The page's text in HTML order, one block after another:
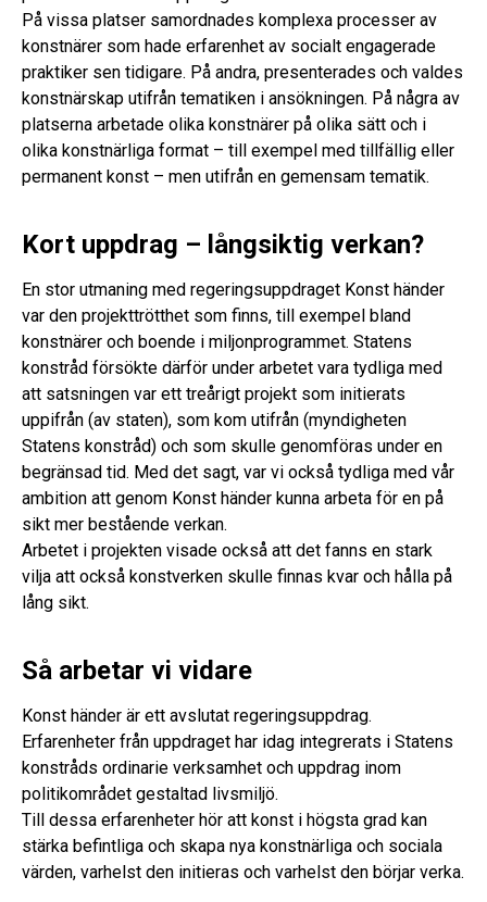
På vissa platser samordnades komplexa processer av
konstnärer som hade erfarenhet av socialt engagerade
praktiker sen tidigare. På andra, presenterades och valdes
konstnärskap utifrån tematiken i ansökningen. På några av
platserna arbetade olika konstnärer på olika sätt och i
olika konstnärliga format – till exempel med tillfällig eller
permanent konst – men utifrån en gemensam tematik.
Kort uppdrag – långsiktig verkan?
En stor utmaning med regeringsuppdraget Konst händer
var den projekttrötthet som finns, till exempel bland
konstnärer och boende i miljonprogrammet. Statens
konstråd försökte därför under arbetet vara tydliga med
att satsningen var ett treårigt projekt som initierats
uppifrån (av staten), som kom utifrån (myndigheten
Statens konstråd) och som skulle genomföras under en
begränsad tid. Med det sagt, var vi också tydliga med vår
ambition att genom Konst händer kunna arbeta för en på
sikt mer bestående verkan.
Arbetet i projekten visade också att det fanns en stark
vilja att också konstverken skulle finnas kvar och hålla på
lång sikt.
Så arbetar vi vidare
Konst händer är ett avslutat regeringsuppdrag.
Erfarenheter från uppdraget har idag integrerats i Statens
konstråds ordinarie verksamhet och uppdrag inom
politikområdet gestaltad livsmiljö.
Till dessa erfarenheter hör att konst i högsta grad kan
stärka befintliga och skapa nya konstnärliga och sociala
värden, varhelst den initieras och varhelst den börjar verka.